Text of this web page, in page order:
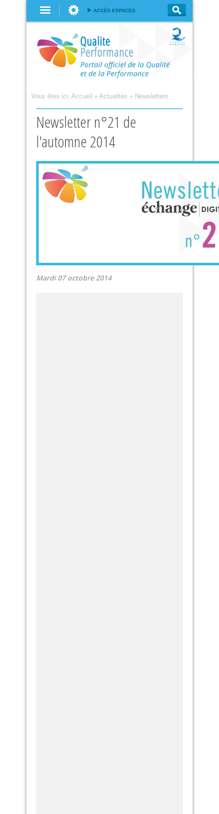
ACCÈS ESPACES
Vous êtes ici: Accueil » Actualités » Newsletters
Newsletter n°21 de
l'automne 2014
Mardi 07 octobre 2014